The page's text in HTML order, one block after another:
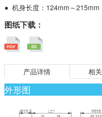
● 机身长度：124mm～215mm
图纸下载：
产品详情 相
外形图